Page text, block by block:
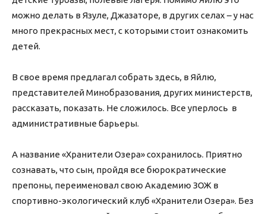
можно делать в Язуле, Джазаторе, в других селах – у нас
много прекрасных мест, с которыми стоит ознакомить
детей.
В свое время предлагал собрать здесь, в Яйлю,
представителей Минобразования, других министерств,
рассказать, показать. Не сложилось. Все уперлось в
административные барьеры.
А название «Хранители Озера» сохранилось. Приятно
сознавать, что сын, пройдя все бюрократические
препоны, переименовал свою Академию ЗОЖ в
спортивно-экологический клуб «Хранители Озера». Без